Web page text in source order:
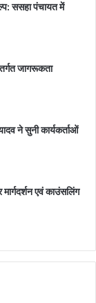
ससहा पंचायत में
जागरूकता
ने सुनी कार्यकर्ताओं
एवं काउंसलिंग